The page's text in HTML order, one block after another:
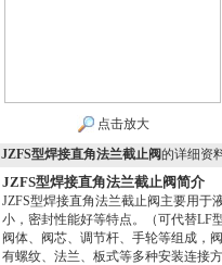
点击放大
JZFS型焊接直角法兰截止阀的详细资
JZFS型焊接直角法兰截止阀简介
JZFS型焊接直角法兰截止阀主要用于
小，密封性能好等特点。（可代替LF
阀体、阀芯、调节杆、手轮等组成，
有螺纹、法兰、板式等多种安装连接